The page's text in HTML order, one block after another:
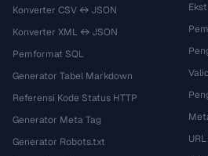
Konverter CSV ↔ JSON
Konverter XML ↔ JSON
Pemformat SQL
Generator Tabel Markdown
Referensi Kode Status HTTP
Generator Meta Tag
Generator Robots.txt